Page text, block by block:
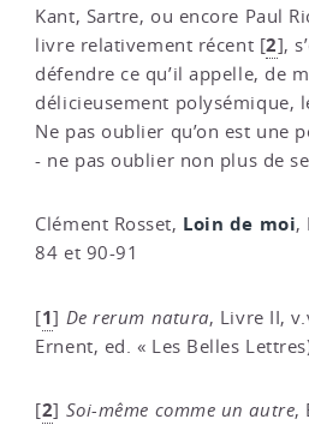
Kant, Sartre, ou encore Paul
livre relativement récent [2],
défendre ce qu’il appelle, de
délicieusement polysémique,
Ne pas oublier qu’on est une
- ne pas oublier non plus de
Clément Rosset, Loin de moi,
84 et 90-91
[1] De rerum natura, Livre II,
Ernent, ed. « Les Belles
[2] Soi-même comme un autre,